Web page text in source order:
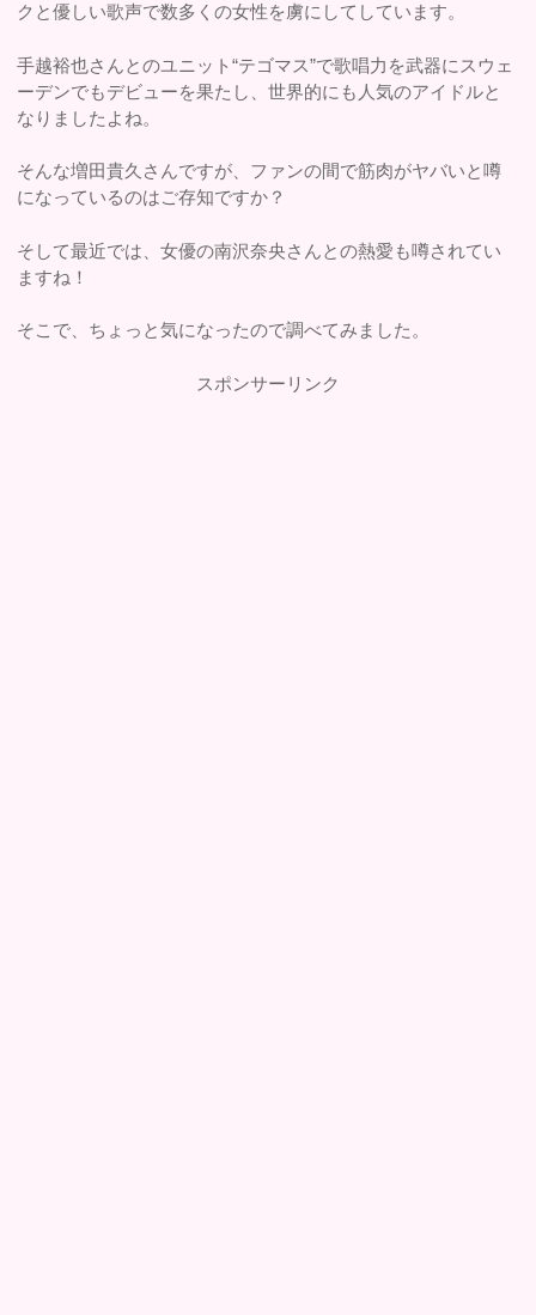
クと優しい歌声で数多くの女性を虜にしてしています。
手越裕也さんとのユニット“テゴマス”で歌唱力を武器にスウェ
ーデンでもデビューを果たし、世界的にも人気のアイドルと
なりましたよね。
そんな増田貴久さんですが、ファンの間で筋肉がヤバいと噂
になっているのはご存知ですか？
そして最近では、女優の南沢奈央さんとの熱愛も噂されてい
ますね！
そこで、ちょっと気になったので調べてみました。
スポンサーリンク